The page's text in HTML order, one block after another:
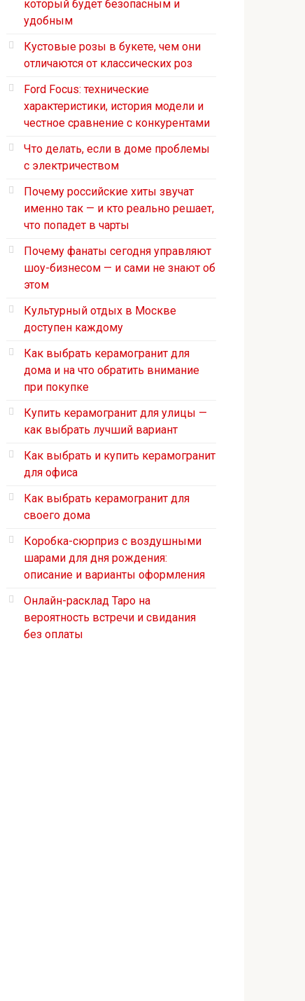
который будет безопасным и
удобным
Кустовые розы в букете, чем они
отличаются от классических роз
Ford Focus: технические
характеристики, история модели и
честное сравнение с конкурентами
Что делать, если в доме проблемы
с электричеством
Почему российские хиты звучат
именно так — и кто реально решает,
что попадет в чарты
Почему фанаты сегодня управляют
шоу-бизнесом — и сами не знают об
этом
Культурный отдых в Москве
доступен каждому
Как выбрать керамогранит для
дома и на что обратить внимание
при покупке
Купить керамогранит для улицы —
как выбрать лучший вариант
Как выбрать и купить керамогранит
для офиса
Как выбрать керамогранит для
своего дома
Коробка-сюрприз с воздушными
шарами для дня рождения:
описание и варианты оформления
Онлайн-расклад Таро на
вероятность встречи и свидания
без оплаты